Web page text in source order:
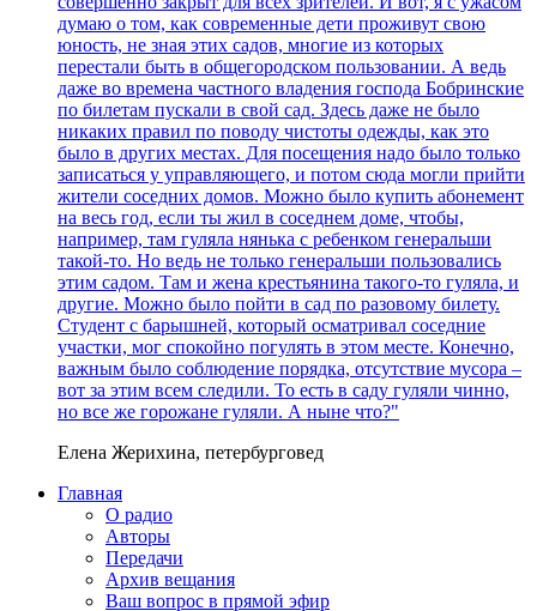
думаю о том, как современные дети проживут свою
юность, не зная этих садов, многие из которых
перестали быть в общегородском пользовании. А ведь
даже во времена частного владения господа Бобринские
по билетам пускали в свой сад. Здесь даже не было
никаких правил по поводу чистоты одежды, как это
было в других местах. Для посещения надо было только
записаться у управляющего, и потом сюда могли прийти
жители соседних домов. Можно было купить абонемент
на весь год, если ты жил в соседнем доме, чтобы,
например, там гуляла нянька с ребенком генеральши
такой-то. Но ведь не только генеральши пользовались
этим садом. Там и жена крестьянина такого-то гуляла, и
другие. Можно было пойти в сад по разовому билету.
Студент с барышней, который осматривал соседние
участки, мог спокойно погулять в этом месте. Конечно,
важным было соблюдение порядка, отсутствие мусора –
вот за этим всем следили. То есть в саду гуляли чинно,
но все же горожане гуляли. А ныне что?"
Елена Жерихина, петербурговед
Главная
О радио
Авторы
Передачи
Архив вещания
Ваш вопрос в прямой эфир